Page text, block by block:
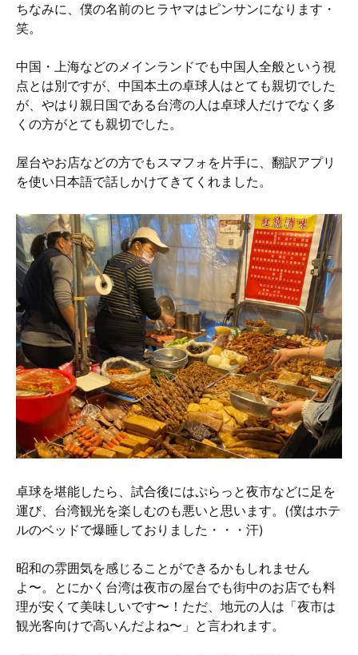
ちなみに、僕の名前のヒラヤマはピンサンになります・
笑。
中国・上海などのメインランドでも中国人全般という視
点とは別ですが、中国本土の卓球人はとても親切でした
が、やはり親日国である台湾の人は卓球人だけでなく多
くの方がとても親切でした。
屋台やお店などの方でもスマフォを片手に、翻訳アプリ
を使い日本語で話しかけてきてくれました。
卓球を堪能したら、試合後にはぷらっと夜市などに足を
運び、台湾観光を楽しむのも悪いと思います。(僕はホテ
ルのベッドで爆睡しておりました・・・汗)
昭和の雰囲気を感じることができるかもしれません
よ〜。とにかく台湾は夜市の屋台でも街中のお店でも料
理が安くて美味しいです〜！ただ、地元の人は「夜市は
観光客向けで高いんだよね〜」と言われます。